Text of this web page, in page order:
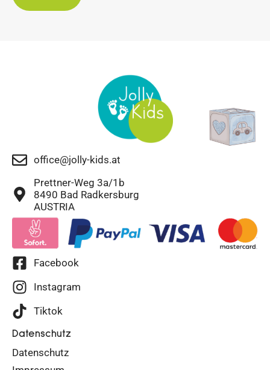
office@jolly-kids.at
Prettner-Weg 3a/1b
8490 Bad Radkersburg
AUSTRIA
Facebook
Instagram
Tiktok
Datenschutz
Datenschutz